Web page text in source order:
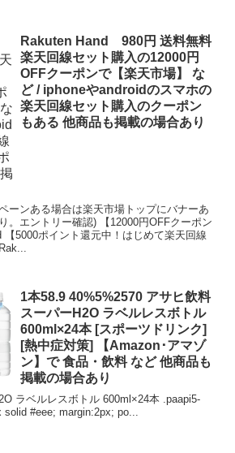
Rakuten Hand 980円 送料無料
楽天回線セット購入の12000円
OFFクーポンで【楽天市場】 な
ど / iphoneやandroidのスマホの
楽天回線セット購入のクーポン
もある 他商品も掲載の場合あり
ーンある場合は楽天市場トップにバナーあ
。エントリー確認) 【12000円OFFクーポン
【5000ポイント還元中！はじめて楽天回線
1本58.9 40%5%2570 アサヒ飲料
スーパーH2O ラベルレスボトル
600ml×24本 [スポーツドリンク]
[熱中症対策] 【Amazon･アマゾ
ン】で 食品・飲料 など 他商品も
掲載の場合あり
ラベルレスボトル 600ml×24本 .paapi5-
solid #eee; margin:2px; po...